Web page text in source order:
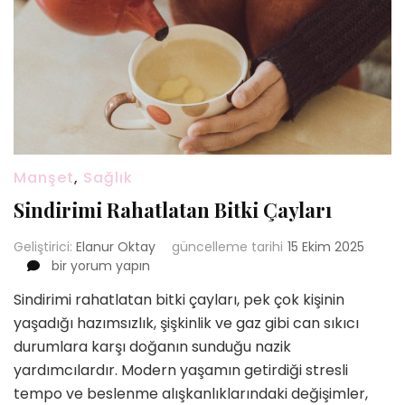
Manşet, Sağlık
Sindirimi Rahatlatan Bitki Çayları
Geliştirici: Elanur Oktay güncelleme tarihi 15 Ekim 2025
Sindirimi
Bitki
Çayları
için
bir yorum yapın
Sindirimi rahatlatan bitki çayları, pek çok kişinin
yaşadığı hazımsızlık, şişkinlik ve gaz gibi can sıkıcı
durumlara karşı doğanın sunduğu nazik
yardımcılardır. Modern yaşamın getirdiği stresli
tempo ve beslenme alışkanlıklarındaki değişimler,